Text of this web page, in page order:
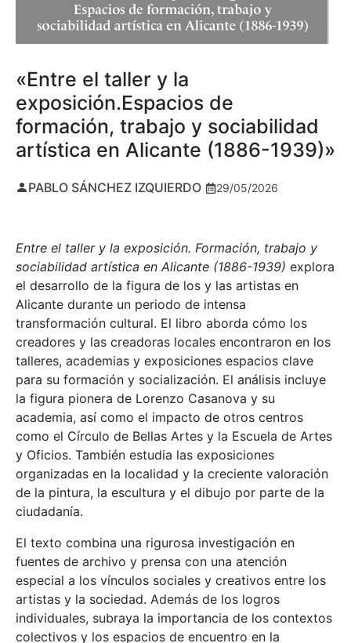
«Entre el taller y la
exposición.Espacios de
formación, trabajo y sociabilidad
artística en Alicante (1886-1939)»
PABLO SÁNCHEZ IZQUIERDO 29/05/2026
Entre el taller y la exposición. Formación, trabajo y
sociabilidad artística en Alicante (1886-1939) explora
el desarrollo de la figura de los y las artistas en
Alicante durante un periodo de intensa
transformación cultural. El libro aborda cómo los
creadores y las creadoras locales encontraron en los
talleres, academias y exposiciones espacios clave
para su formación y socialización. El análisis incluye
la figura pionera de Lorenzo Casanova y su
academia, así como el impacto de otros centros
como el Círculo de Bellas Artes y la Escuela de Artes
y Oficios. También estudia las exposiciones
organizadas en la localidad y la creciente valoración
de la pintura, la escultura y el dibujo por parte de la
ciudadanía.
El texto combina una rigurosa investigación en
fuentes de archivo y prensa con una atención
especial a los vínculos sociales y creativos entre los
artistas y la sociedad. Además de los logros
individuales, subraya la importancia de los contextos
colectivos y los espacios de encuentro en la